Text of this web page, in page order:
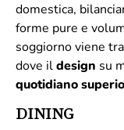
domestica,
forme pure e
soggiorno viene
dove ildesign su
quotidiano
DINING